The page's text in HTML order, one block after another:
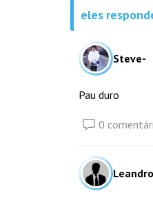
eles
Steve-
Pau duro
0
Leandro_